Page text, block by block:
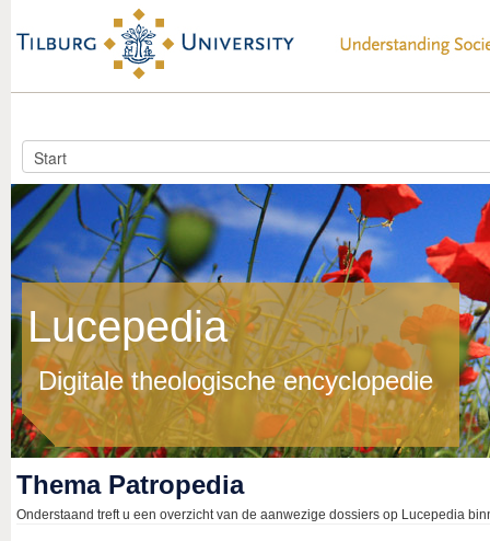
Lucepedia
Digitale theologische encyclopedie
Thema Patropedia
Onderstaand treft u een overzicht van de aanwezige dossiers op Lucepedia